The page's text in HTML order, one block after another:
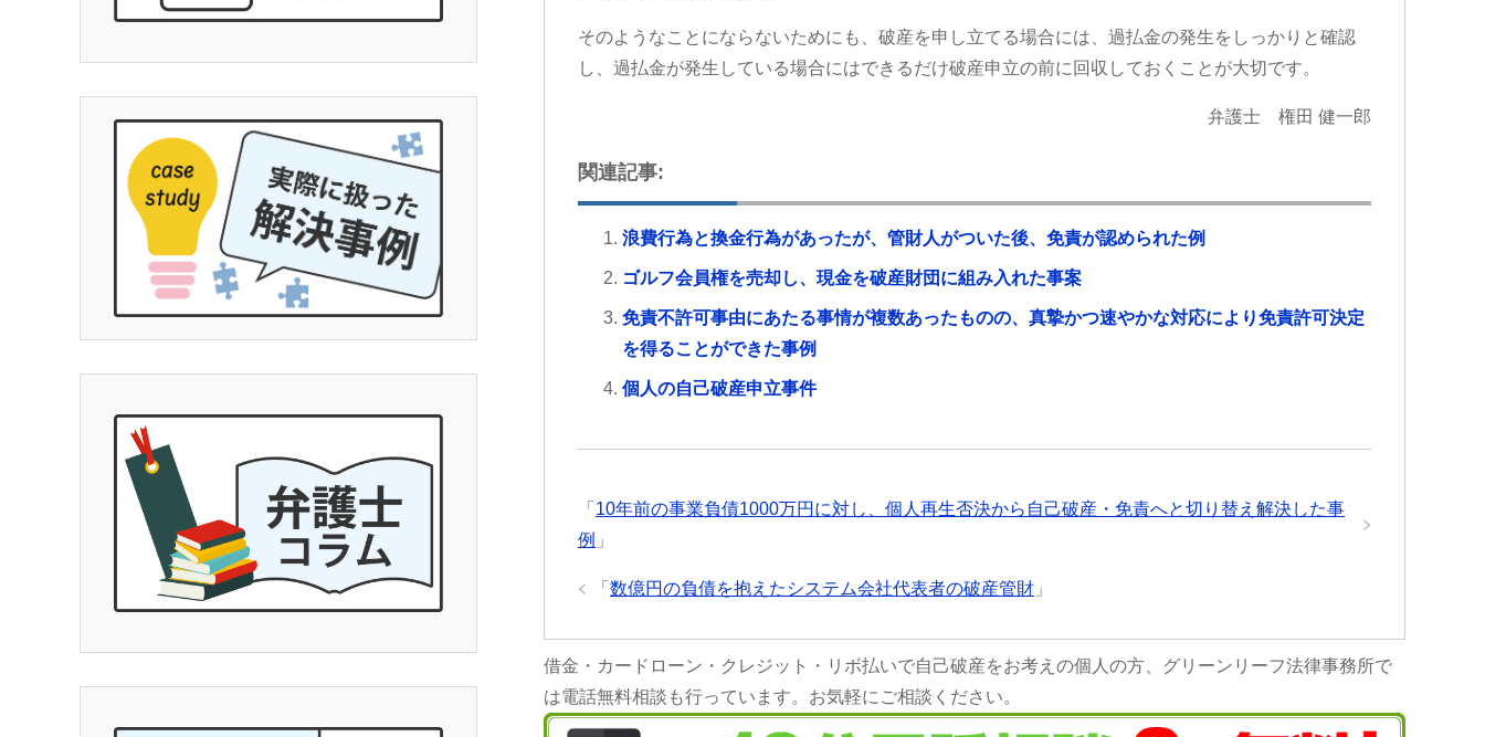
そのようなことにならないためにも、破産を申し立てる場合には、過払金の発生をしっかりと確認
し、過払金が発生している場合にはできるだけ破産申立の前に回収しておくことが大切です。
弁護士 権田 健一郎
関連記事:
浪費行為と換金行為があったが、管財人がついた後、免責が認められた例
ゴルフ会員権を売却し、現金を破産財団に組み入れた事案
免責不許可事由にあたる事情が複数あったものの、真摯かつ速やかな対応により免責許可決定
を得ることができた事例
個人の自己破産申立事件
「 10年前の事業負債1000万円に対し、個人再生否決から自己破産・免責へと切り替え解決した事
例 」
「 ​数億円の負債を抱えたシステム会社代表者の破産管財 」
借金・カードローン・クレジット・リボ払いで自己破産をお考えの個人の方、グリーンリーフ法律事務所で
は電話無料相談も行っています。お気軽にご相談ください。
何もないのが1番ですが…何かあった
らこちらで相談させて頂けたらと思
います。